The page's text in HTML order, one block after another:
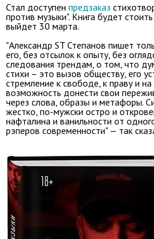
Стал доступен предзаказ
против музыки". Книга будет
выйдет 30 марта.
"Александр ST Степанов пишет
его, без отсылок к опыту, без
следования трендам, о том, что
стихи – это вызов обществу, его
стремление к свободе, к праву и
возможность донести свои
через слова, образы и метафоры.
жестко, по-мужски остро и
нафталина и ванильности от
рэперов современности" — так